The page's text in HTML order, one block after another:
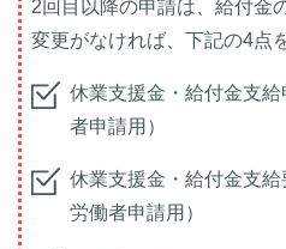
2回目以降の申請は、給付金
変更がなければ、下記の4点
休業支援金・給付金支
者申請用）
休業支援金・給付金支給
労働者申請用）